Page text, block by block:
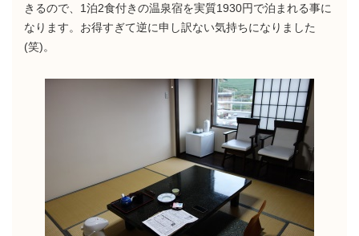
きるので、1泊2食付きの温泉宿を実質1930円で泊まれる事に
なります。お得すぎて逆に申し訳ない気持ちになりました
(笑)。